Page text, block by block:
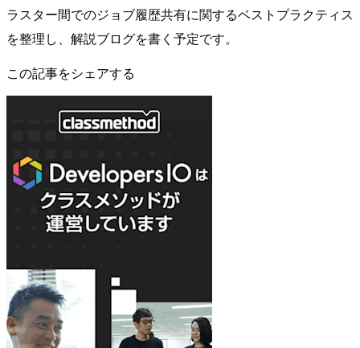
ラスター間でのジョブ履歴共有に関するベストプラクティス
を整理し、解説ブログを書く予定です。
この記事をシェアする